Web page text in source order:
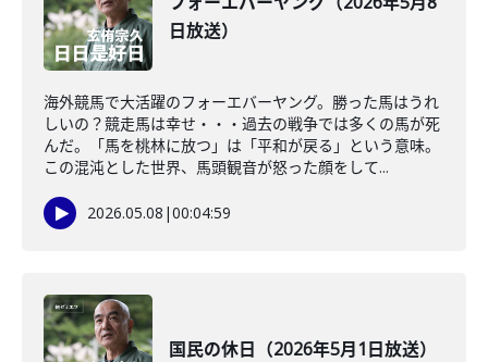
日放送）
海外競馬で大活躍のフォーエバーヤング。勝った馬はうれ
しいの？競走馬は幸せ・・・過去の戦争では多くの馬が死
んだ。「馬を桃林に放つ」は「平和が戻る」という意味。
この混沌とした世界、馬頭観音が怒った顔をして...
2026.05.08 |00:04:59
国民の休日（2026年5月1日放送）